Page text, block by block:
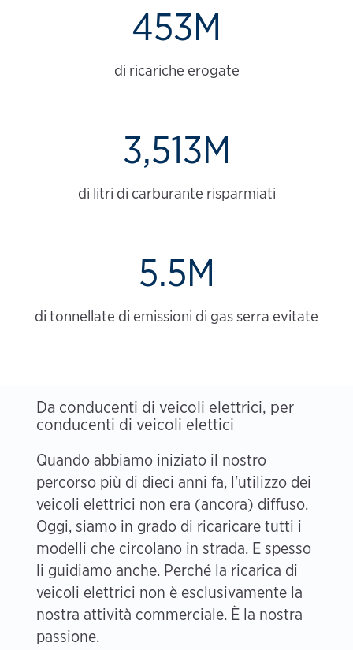
453M
di ricariche erogate
3,513M
di litri di carburante risparmiati
5.5M
di tonnellate di emissioni di gas serra evitate
Da conducenti di veicoli elettrici, per
conducenti di veicoli elettici
Quando abbiamo iniziato il nostro
percorso più di dieci anni fa, l'utilizzo dei
veicoli elettrici non era (ancora) diffuso.
Oggi, siamo in grado di ricaricare tutti i
modelli che circolano in strada. E spesso
li guidiamo anche. Perché la ricarica di
veicoli elettrici non è esclusivamente la
nostra attività commerciale. È la nostra
passione.